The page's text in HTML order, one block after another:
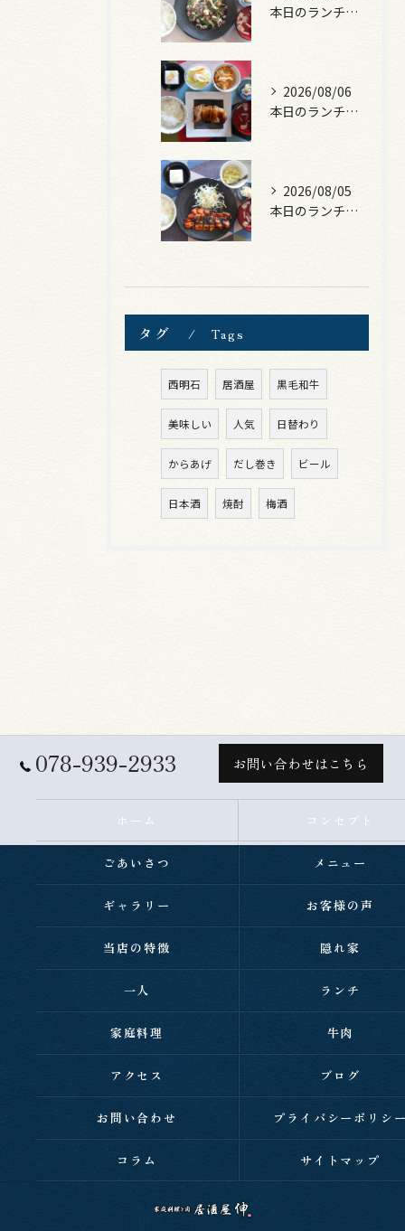
本日のランチは、黒毛和牛のチャプチェ！
2026/08/06
本日のランチは、照焼きチキン！
2026/08/05
本日のランチは、ロース豚カツ梅はさみ！
タグ Tags
西明石 居酒屋 黒毛和牛
美味しい 人気 日替わり
からあげ だし巻き ビール
日本酒 焼酎 梅酒
078-939-2933 お問い合わせはこちら
ホーム コンセプト
ごあいさつ メニュー
ギャラリー お客様の声
当店の特徴 隠れ家
一人 ランチ
家庭料理 牛肉
アクセス ブログ
お問い合わせ プライバシーポリシ
コラム サイトマップ